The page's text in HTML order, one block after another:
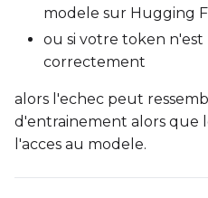
modele sur Hugging
ou si votre token
correctement
alors l'echec peut
d'entrainement alors que
l'acces au modele.